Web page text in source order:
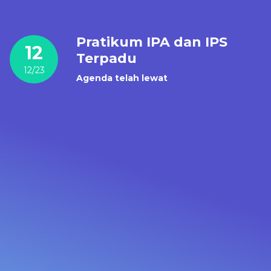
12
12/23
Pratikum IPA dan IPS
Terpadu
Agenda telah lewat